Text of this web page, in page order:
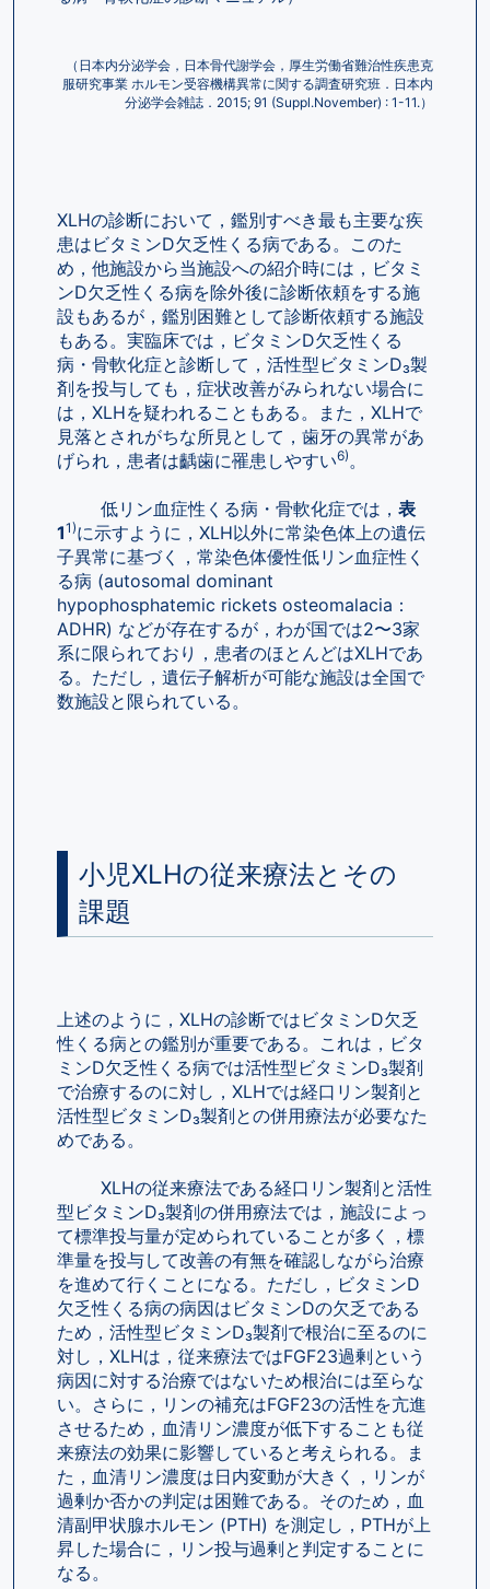
（日本内分泌学会，日本骨代謝学会，厚生労働省難治性疾患克
服研究事業 ホルモン受容機構異常に関する調査研究班．日本内
分泌学会雑誌．2015; 91 (Suppl.November) : 1-11.）
XLHの診断において，鑑別すべき最も主要な疾
患はビタミンD欠乏性くる病である。このた
め，他施設から当施設への紹介時には，ビタミ
ンD欠乏性くる病を除外後に診断依頼をする施
設もあるが，鑑別困難として診断依頼する施設
もある。実臨床では，ビタミンD欠乏性くる
病・骨軟化症と診断して，活性型ビタミンD₃製
剤を投与しても，症状改善がみられない場合に
は，XLHを疑われることもある。また，XLHで
見落とされがちな所見として，歯牙の異常があ
げられ，患者は齲歯に罹患しやすい6)。
        低リン血症性くる病・骨軟化症では，
表
11)に示すように，XLH以外に常染色体上の遺伝
子異常に基づく，常染色体優性低リン血症性く
る病 (autosomal dominant
hypophosphatemic rickets osteomalacia：
ADHR) などが存在するが，わが国では2〜3家
系に限られており，患者のほとんどはXLHであ
る。ただし，遺伝子解析が可能な施設は全国で
数施設と限られている。
小児XLHの従来療法とその
課題
上述のように，XLHの診断ではビタミンD欠乏
性くる病との鑑別が重要である。これは，ビタ
ミンD欠乏性くる病では活性型ビタミンD₃製剤
で治療するのに対し，XLHでは経口リン製剤と
活性型ビタミンD₃製剤との併用療法が必要なた
めである。
型ビタミンD₃製剤の併用療法では，施設によっ
て標準投与量が定められていることが多く，標
準量を投与して改善の有無を確認しながら治療
を進めて行くことになる。ただし，ビタミンD
欠乏性くる病の病因はビタミンDの欠乏である
ため，活性型ビタミンD₃製剤で根治に至るのに
対し，XLHは，従来療法ではFGF23過剰という
病因に対する治療ではないため根治には至らな
い。さらに，リンの補充はFGF23の活性を亢進
させるため，血清リン濃度が低下することも従
来療法の効果に影響していると考えられる。ま
た，血清リン濃度は日内変動が大きく，リンが
過剰か否かの判定は困難である。そのため，血
清副甲状腺ホルモン (PTH) を測定し，PTHが上
昇した場合に，リン投与過剰と判定することに
なる。